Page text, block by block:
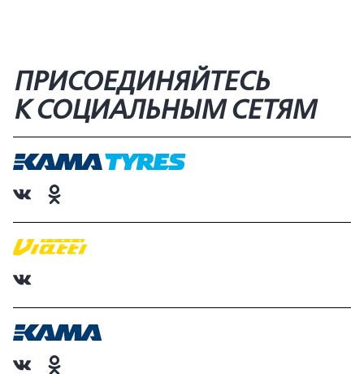
ПРИСОЕДИНЯЙТЕСЬ
К СОЦИАЛЬНЫМ СЕТЯМ